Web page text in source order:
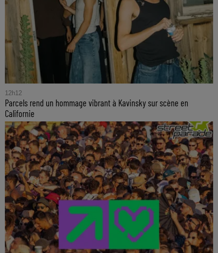
12h12
Parcels rend un hommage vibrant à Kavinsky sur scène en
Californie